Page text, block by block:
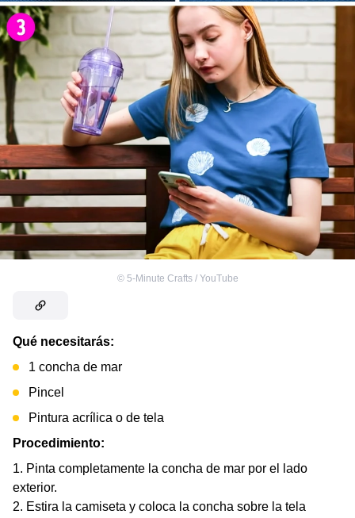
© 5-Minute Crafts / YouTube
Qué necesitarás:
1 concha de mar
Pincel
Pintura acrílica o de tela
Procedimiento:
Pinta completamente la concha de mar por el lado
exterior.
Estira la camiseta y coloca la concha sobre la tela